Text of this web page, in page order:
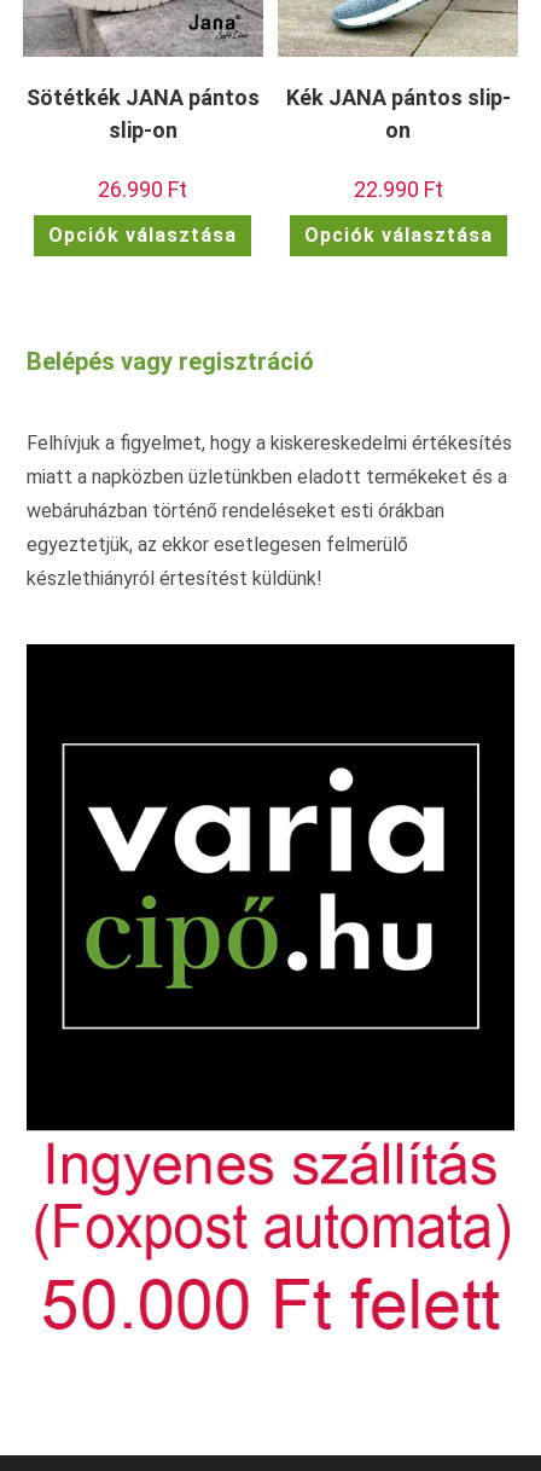
Sötétkék JANA pántos
slip-on
26.990 Ft
Opciók választása
terméknek
a
termékoldalon
Kék JANA pántos slip-
on
22.990 Ft
Opciók választása
Belépés vagy regisztráció
Felhívjuk a figyelmet, hogy a kiskereskedelmi értékesítés
miatt a napközben üzletünkben eladott termékeket és a
webáruházban történő rendeléseket esti órákban
egyeztetjük, az ekkor esetlegesen felmerülő
készlethiányról értesítést küldünk!